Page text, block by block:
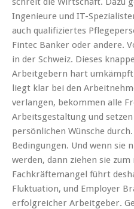
Ingenieure und IT-
auch qualifiziertes
Fintec Banker oder andere.
in der Schweiz. Dieses
Arbeitgebern hart
liegt klar bei den
verlangen, bekommen alle
Arbeitsgestaltung und
persönlichen Wünsche
Bedingungen. Und wenn sie
werden, dann ziehen sie
Fachkräftemangel führt
Fluktuation, und Employer
erfolgreicher Arbeitgeber.